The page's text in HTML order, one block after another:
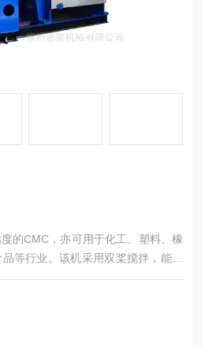
的CMC，亦可用于化工、塑料、橡
等行业。该机采用双桨搅拌，能使